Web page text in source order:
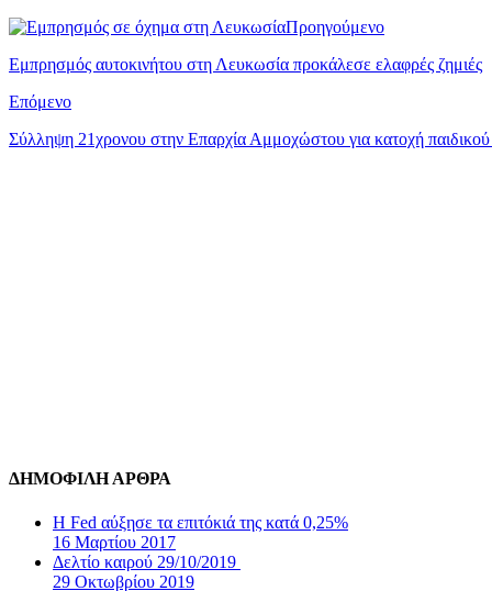
Προηγούμενο
Εμπρησμός αυτοκινήτου στη Λευκωσία προκάλεσε ελαφρές ζημιές
Επόμενο
Σύλληψη 21χρονου στην Επαρχία Αμμοχώστου για κατοχή
ΔΗΜΟΦΙΛΗ ΑΡΘΡΑ
Η Fed αύξησε τα επιτόκιά της κατά 0,25%
16 Μαρτίου 2017
Δελτίο καιρού 29/10/2019
29 Οκτωβρίου 2019